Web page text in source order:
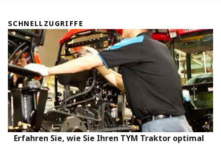
SCHNELLZUGRIFFE
Erfahren Sie, wie Sie Ihren TYM Traktor optimal